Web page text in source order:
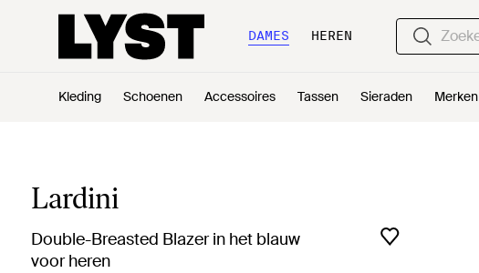
DAMES HEREN
Kleding Schoenen Accessoires Tassen Sieraden Merken
Lardini
Double-Breasted Blazer in het blauw
voor heren